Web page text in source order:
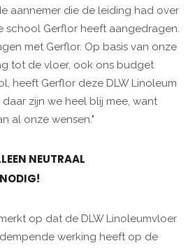
aannemer die de leiding had over
school Gerflor heeft aangedragen.
met Gerflor. Op basis van onze
tot de vloer, ook ons budget
heeft Gerflor deze DLW Linoleum
zijn we heel blij mee, want
al onze wensen."
NEUTRAAL
op dat de DLW Linoleumvloer
werking heeft op de